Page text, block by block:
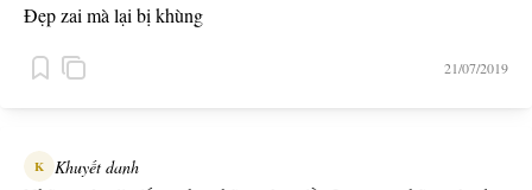
Đẹp zai mà lại bị khùng
21/07/2019
K Khuyết danh